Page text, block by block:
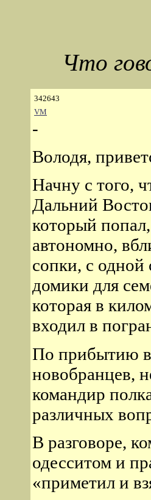
Что
342643
VM
-
Володя,
Начну с того,
Дальний
который
автономно,
сопки, с одной
домики для
которая в
входил в
По прибытию в
новобранцев,
командир
различных
В разговоре,
одесситом и
«приметил и